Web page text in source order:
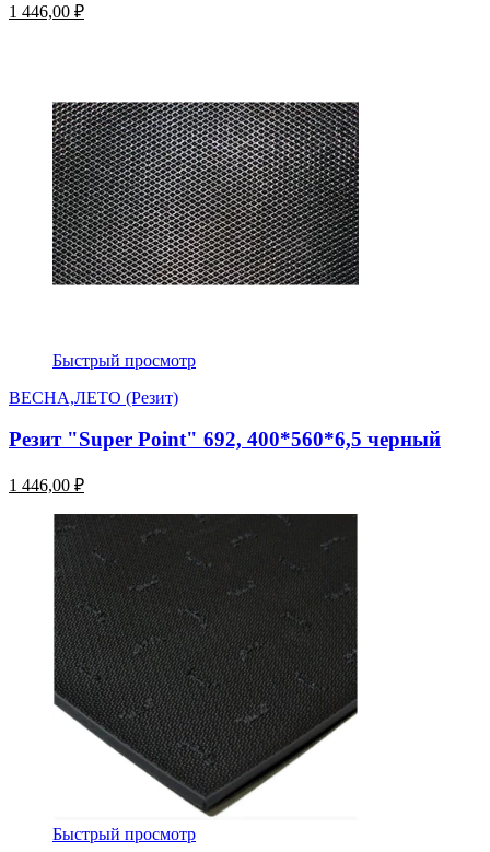
1 446,00 ₽
Быстрый просмотр
ВЕСНА,ЛЕТО (Резит)
Резит "Super Point" 692, 400*560*6,5 черный
1 446,00 ₽
Быстрый просмотр